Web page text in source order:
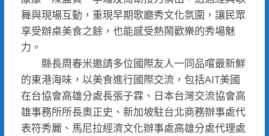
舞與現場互動，重現早期歌廳秀文化氛圍，讓民眾
享受辦桌美食之餘，也能感受熱鬧歡樂的秀場魅
力。
縣長周春米邀請多位國際友人一同品嚐最新鮮
的東港海味，以美食進行國際交流，包括AIT美國
在台協會高雄分處長張子霖、日本台灣交流協會高
雄事務所所長奧正史、新加坡駐台北商務辦事處代
表符秀麗、馬尼拉經濟文化辦事處高雄分處代理處